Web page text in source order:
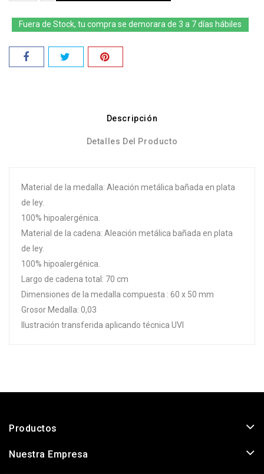
Fuera de Stock, tu compra se demorara de 3 a 7 días hábiles
Descripción
Detalles Del Producto
Material de la medalla: Aleación metálica bañada en plata
de ley.
100% hipoalergénica.
Material de la cadena: Aleación metálica bañada en plata
de ley.
100% hipoalergénica.
Largo de cadena total: 70 cm
Dimensiones de la medalla compuesta : 60 x 50 mm
Grosor Medalla: 0,03
Ilustración transferida aplicando técnica UVI
Productos
Nuestra Empresa